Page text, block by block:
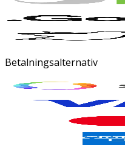
Betalningsalternativ